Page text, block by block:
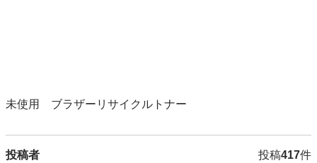
未使用　ブラザーリサイクルトナー
投稿者 投稿417件